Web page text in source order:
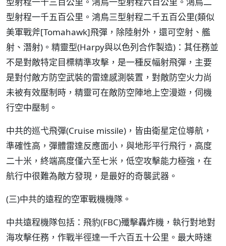
型射程一千五百公里。鴻鳥三型射程二千五百公里(類似
美軍戰斧[Tomahawk]飛彈，除陸射外，還可空射、艦
射、潛射)。精靈型(Harpy與以色列合作製造)：其任務並
不是對敵特定目標精準攻擊，是一種反幅射飛彈，主要
是對付敵方防空武裝的雷達感測裝置，對敵防空火力尚
未被有效壓制時，精靈可在敵防空陣地上空漫遊，伺機
行空中壓制。
中共的巡弋飛彈(Cruise missile)，皆由衛星定位導航，
準確性高，彈體雷達反應面小，與地形平行飛行，高度
二十米，終端高度僅六至七米，低空攻擊能力極強，在
航行中很難為敵方發現，是最好的奇襲武器。
(三)中共的遠程的空軍戰機機隊。
中共遠程機隊包括：飛豹(FBC)殲擊轟炸機，執行對地對
海攻擊任務，作戰半徑達一千六百五十公里。最大時速